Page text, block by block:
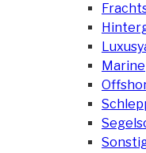
Marine